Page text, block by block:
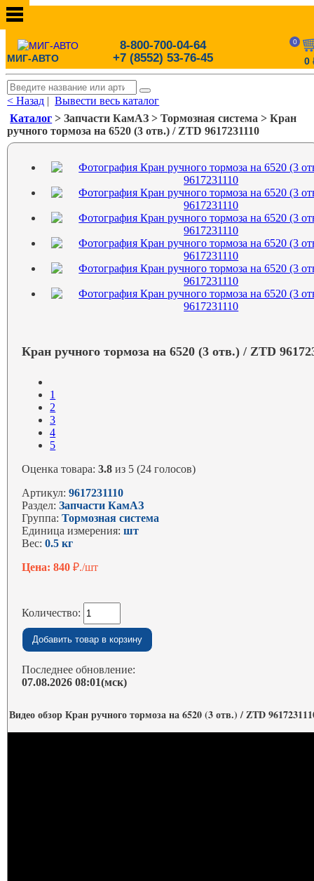
МИГ-АВТО
8-800-700-04-64
+7 (8552) 53-76-45
0
0
< Назад |Вывести весь каталог
Каталог > Запчасти КамАЗ > Тормозная система > Кран
ручного тормоза на 6520 (3 отв.) / ZTD 9617231110
Кран ручного тормоза на 6520 (3 отв.) / ZTD
1
2
3
4
5
Оценка товара:3.8 из 5 (24 голосов)
Артикул:9617231110
Раздел:Запчасти КамАЗ
Группа:Тормозная система
Единица измерения:шт
Вес:0.5 кг
Цена: 840₽./шт
Количество:
Последнее обновление:
07.08.2026 08:01(мск)
Видео обзор Кран ручного тормоза на 6520 (3 отв.) / ZTD